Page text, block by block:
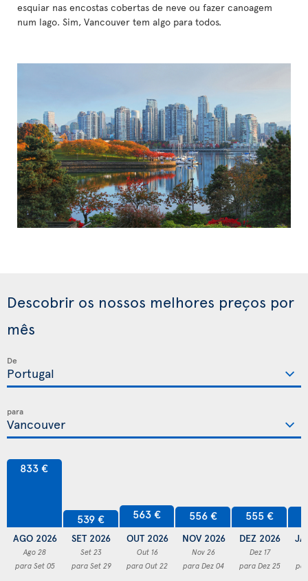
esquiar nas encostas cobertas de neve ou fazer canoagem
num lago. Sim, Vancouver tem algo para todos.
Descobrir os nossos melhores preços por
mês
De
para
833 €
AGO 2026
Ago 28
para Set 05
539 €
SET 2026
Set 23
para Set 29
563 €
OUT 2026
Out 16
para Out 22
556 €
NOV 2026
Nov 26
para Dez 04
555 €
DEZ 2026
Dez 17
para Dez 25